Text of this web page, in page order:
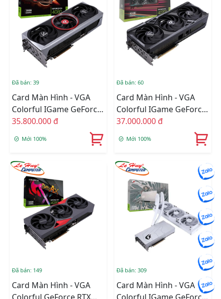
Đã bán: 39
Card Màn Hình - VGA
Colorful IGame GeForce
RTX 4080 16G Advanced
35.800.000 đ
Mới 100%
Đã bán: 60
Card Màn Hình - VGA
Colorful IGame GeForce
RTX 4080 16G Vulcan
37.000.000 đ
Mới 100%
Đã bán: 149
Card Màn Hình - VGA
Đã bán: 309
Card Màn Hình - VGA